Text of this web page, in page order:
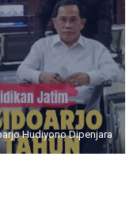
Hudiyono Dipenjara